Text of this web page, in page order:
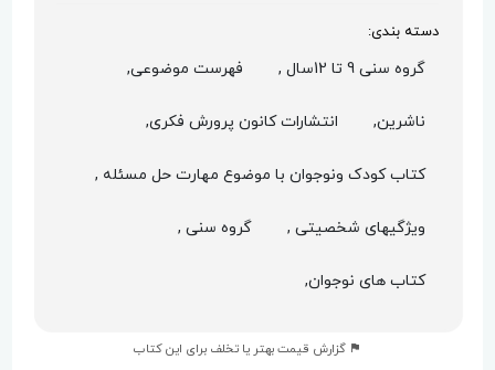
دسته بندی:
گروه سنی 9 تا 12سال , فهرست موضوعی,
ناشرین, انتشارات کانون پرورش فکری,
کتاب کودک ونوجوان با موضوع مهارت حل مسئله ,
ویژگیهای شخصیتی , گروه سنی ,
کتاب های نوجوان,
گزارش قیمت بهتر یا تخلف برای این کتاب